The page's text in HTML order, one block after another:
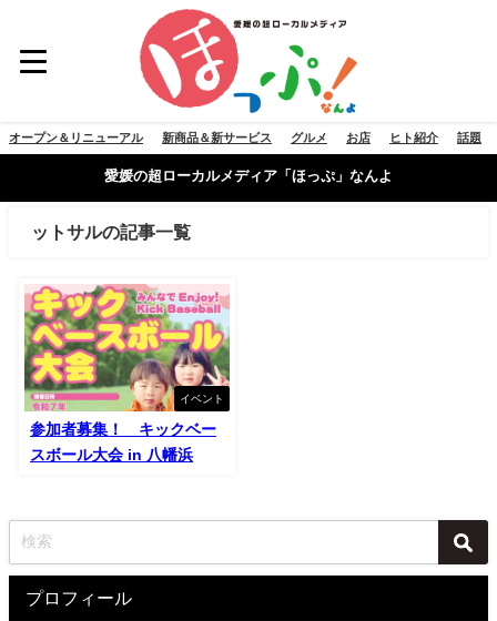
オープン＆リニューアル 新商品＆新サービス グルメ お店 ヒト紹介 話題
愛媛の超ローカルメディア「ほっぷ」なんよ
ットサルの記事一覧
イベント
参加者募集！ キックベー
スボール大会 in 八幡浜
プロフィール